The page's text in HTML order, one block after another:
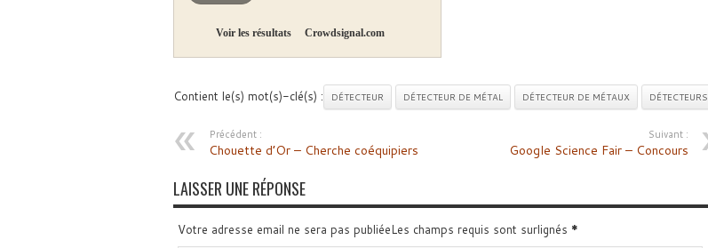
Voir les résultats Crowdsignal.com
Contient le(s) mot(s)-clé(s) : DÉTECTEUR DÉTECTEUR DE MÉTAL DÉTECTEUR DE MÉTAUX DÉTECTEURS
Précédent :
Chouette d’Or – Cherche coéquipiers
Suivant :
Google Science Fair – Concours
LAISSER UNE RÉPONSE
Votre adresse email ne sera pas publiéeLes champs requis sont surlignés *